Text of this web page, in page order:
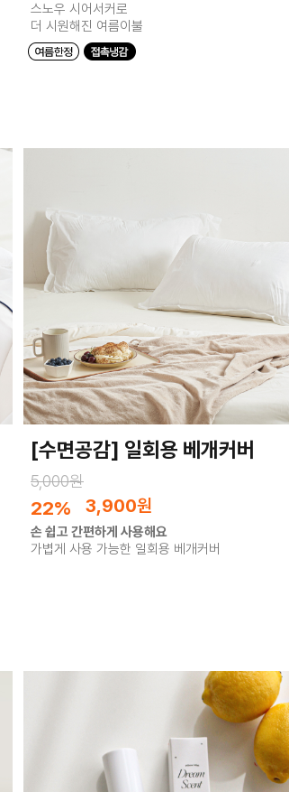
스노우 시어서커로
더 시원해진 여름이불
[수면공감] 일회용 베개커버
5,000원
22% 3,900원
손 쉽고 간편하게 사용해요
가볍게 사용 가능한 일회용 베개커버